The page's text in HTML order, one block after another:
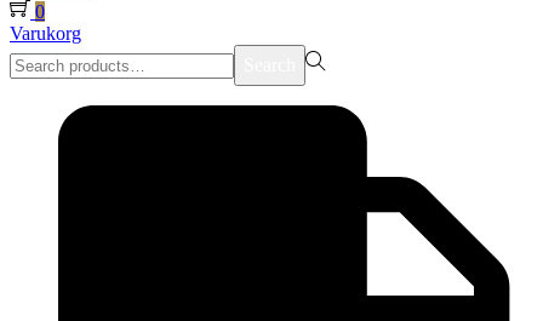
0
Varukorg
Search
for:>